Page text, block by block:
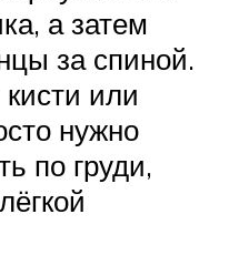
а затем
за спиной.
или
нужно
по груди,